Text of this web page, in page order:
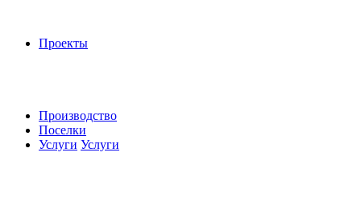
Проекты
Производство
Поселки
Услуги Услуги